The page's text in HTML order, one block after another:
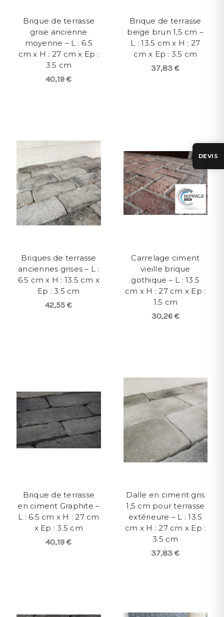
Brique de terrasse
grise ancienne
moyenne – L : 6.5
cm x H : 27 cm x Ep :
3.5 cm
40,19 €
Brique de terrasse
beige brun 1,5 cm –
L : 13.5 cm x H : 27
cm x Ep : 3.5 cm
37,83 €
Briques de terrasse
anciennes grises – L :
6.5 cm x H : 13.5 cm x
Ep : 3.5 cm
42,55 €
Carrelage ciment
vieille brique
gothique – L : 13.5
cm x H : 27 cm x Ep :
1.5 cm
30,26 €
Brique de terrasse
en ciment Graphite –
L : 6.5 cm x H : 27 cm
x Ep : 3.5 cm
40,19 €
Dalle en ciment gris
1,5 cm pour terrasse
extérieure – L : 13.5
cm x H : 27 cm x Ep :
3.5 cm
37,83 €
DEVIS